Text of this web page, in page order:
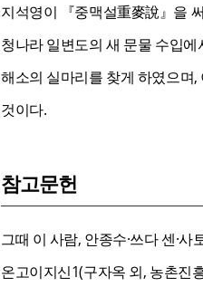
지석영이 『중맥설重麥說』을
청나라 일변도의 새 문물 수입
해소의 실마리를 찾게 하였으며,
것이다.
참고문헌
그때 이 사람, 안종수·쓰다 센·
온고이지신1(구자옥 외, 농촌진